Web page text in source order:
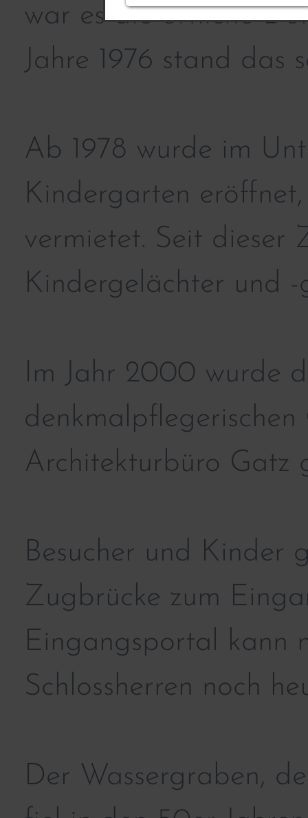
war es die örtliche
Jahre 1976 stand das
Ab 1978 wurde im
Kindergarten
vermietet. Seit dieser
Kindergelächter und -
Im Jahr 2000 wurde
Architekturbüro Gatz
Besucher und Kinder
Zugbrücke zum
Eingangsportal kann
Schlossherren noch
Der Wassergraben,